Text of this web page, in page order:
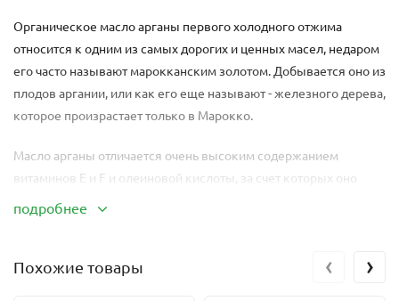
Органическое масло арганы первого холодного отжима
относится к одним из самых дорогих и ценных масел, недаром
его часто называют марокканским золотом. Добывается оно из
плодов аргании, или как его еще называют - железного дерева,
которое произрастает только в Марокко.
Масло арганы отличается очень высоким содержанием
витаминов Е и F и олеиновой кислоты, за счет которых оно
обладает потрясающими антиоксидантными и
регенерирующими свойствами. Аргановое масло незаменимо
старения, но и разглаживает морщинки, повышает
подробнее
Похожие товары ‹ ›